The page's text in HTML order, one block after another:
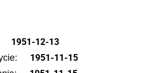
1951-12-13
1951-11-15